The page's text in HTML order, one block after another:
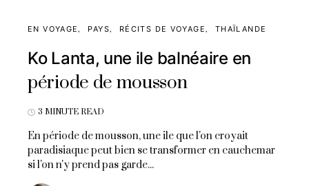
EN VOYAGE PAYS RÉCITS DE VOYAGE THAÏLANDE
Ko Lanta, une ile balnéaire en
période de mousson
3 MINUTE READ
En période de mousson, une ile que l'on croyait
paradisiaque peut bien se transformer en cauchemar
si l'on n'y prend pas garde...